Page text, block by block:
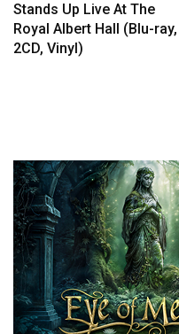
Stands Up Live At The
Royal Albert Hall (Blu-ray,
2CD, Vinyl)